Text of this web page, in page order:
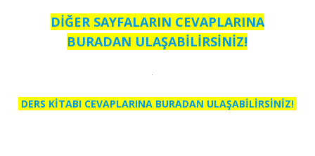
DİĞER SAYFALARIN CEVAPLARINA
BURADAN ULAŞABİLİRSİNİZ!
DERS KİTABI CEVAPLARINA BURADAN ULAŞABİLİRSİNİZ!